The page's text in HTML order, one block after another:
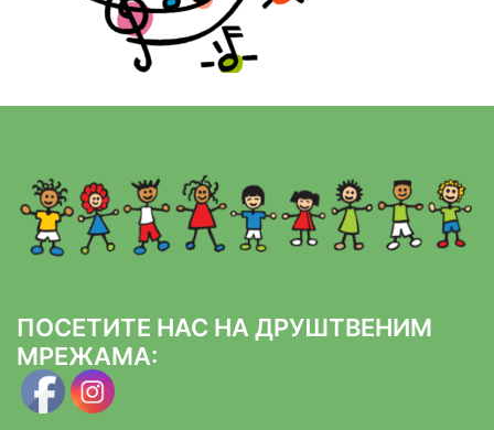
ПОСЕТИТЕ НАС НА ДРУШТВЕНИМ
МРЕЖАМА: